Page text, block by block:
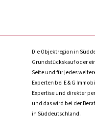
Die Objektregion in
Grundstückskauf oder
Seite und für jedes
Experten bei E & G
Expertise und direkter
und das wird bei der
in Süddeutschland.